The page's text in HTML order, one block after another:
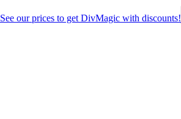
See our prices to get DivMagic with discounts!